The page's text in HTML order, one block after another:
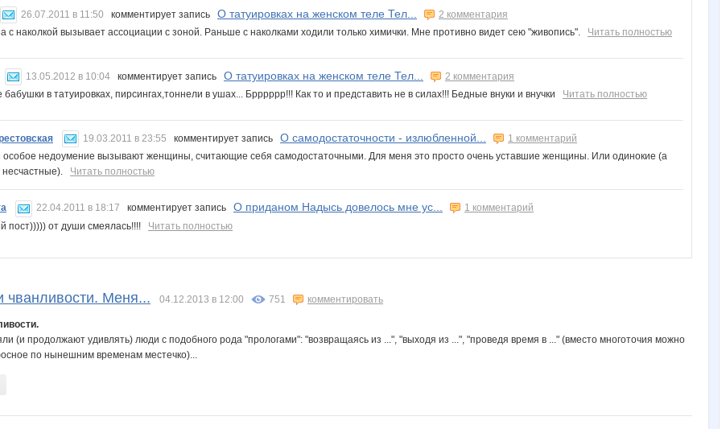
26.07.2011 в 11:50 комментирует запись О татуировках на женском теле Тел...
2 комментария
наколкой вызывает ассоциации с зоной. Раньше с наколками ходили только химички. Мне противно видет сею "живопись". Читать полностью
13.05.2012 в 10:04 комментирует запись О татуировках на женском теле Тел...
2 комментария
бабушки в татуировках, пирсингах,тоннели в ушах... Брррррр!!! Как то и представить не в силах!!! Бедные внуки и внучки Читать полностью
19.03.2011 в 23:55 комментирует запись О самодостаточности - излюбленной...
1 комментарий
особое недоумение вызывают женщины, считающие себя самодостаточными. Для меня это просто очень уставшие женщины. Или одинокие (а
несчастные). Читать полностью
22.04.2011 в 18:17 комментирует запись О приданом Надысь довелось мне ус...
1 комментарий
пост))))) от души смеялась!!!! Читать полностью
чванливости. Меня... 04.12.2013 в 12:00 751 комментировать
(и продолжают удивлять) люди с подобного рода "прологами": "возвращаясь из ...", "выходя из ...", "проведя время в ..." (вместо многоточия можно
по нынешним временам местечко)...